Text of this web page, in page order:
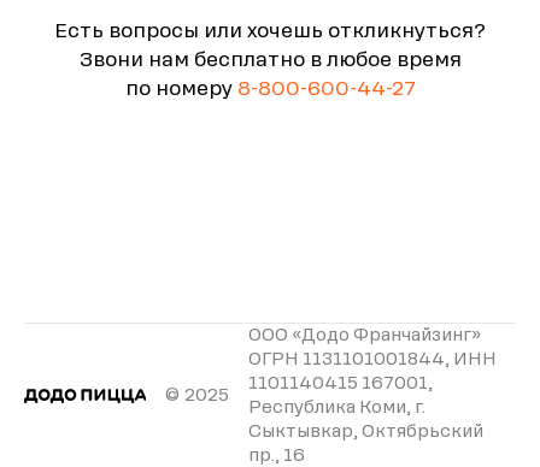
Есть вопросы или хочешь откликнуться?
Звони нам бесплатно в любое время
по номеру 8-800-600-44-27
© 2025
ООО «Додо Франчайзинг»
ОГРН 1131101001844, ИНН
1101140415 167001,
Республика Коми, г.
Сыктывкар, Октябрьский
пр., 16